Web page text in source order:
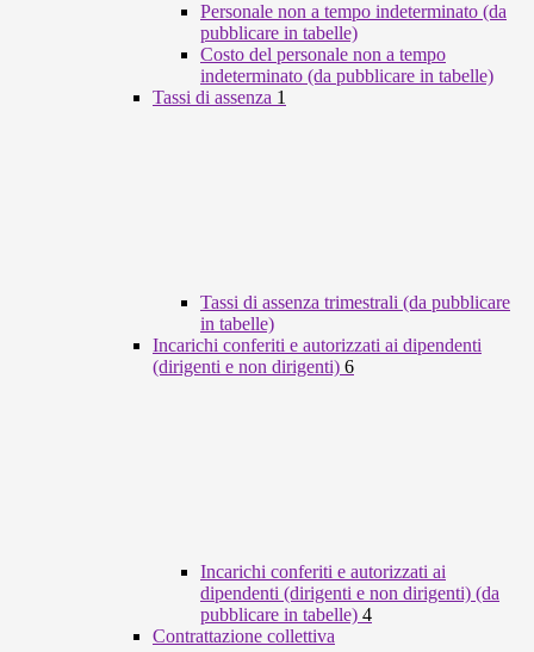
Personale non a tempo indeterminato (da
pubblicare in tabelle)
Costo del personale non a tempo
indeterminato (da pubblicare in tabelle)
Tassi di assenza 1
Tassi di assenza trimestrali (da pubblicare
in tabelle)
Incarichi conferiti e autorizzati ai dipendenti
(dirigenti e non dirigenti) 6
Incarichi conferiti e autorizzati ai
dipendenti (dirigenti e non dirigenti) (da
pubblicare in tabelle) 4
Contrattazione collettiva